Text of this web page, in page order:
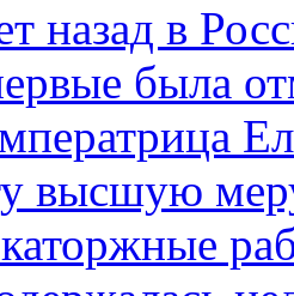
назад в
была
высшую